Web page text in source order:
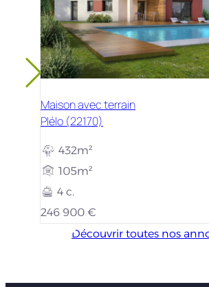
Maison avec terrain
Plélo (22170)
432m²
105m²
4 c.
246 900 €
Découvrir toutes nos